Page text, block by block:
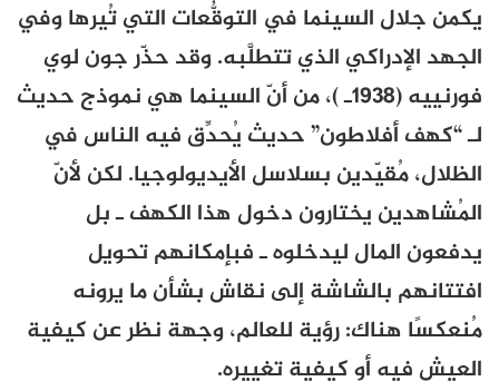
يكمن جلال السينما في التوقُّعات التي تُيرها وفي
الجهد الإدراكي الذي تتطلَّبه. وقد حذّر جون لوي
فورنييه (1938ـ )، من أنّ السينما هي نموذج حديث
لـ “كهف أفلاطون” حديث يُحدِّق فيه الناس في
الظلال، مُقيّدين بسلاسل الأيديولوجيا. لكن لأنّ
المُشاهدين يختارون دخول هذا الكهف ـ بل
يدفعون المال ليدخلوه ـ فبإمكانهم تحويل
افتتانهم بالشاشة إلى نقاش بشأن ما يرونه
مُنعكسًا هناك: رؤية للعالم، وجهة نظر عن كيفية
العيش فيه أو كيفية تغييره.